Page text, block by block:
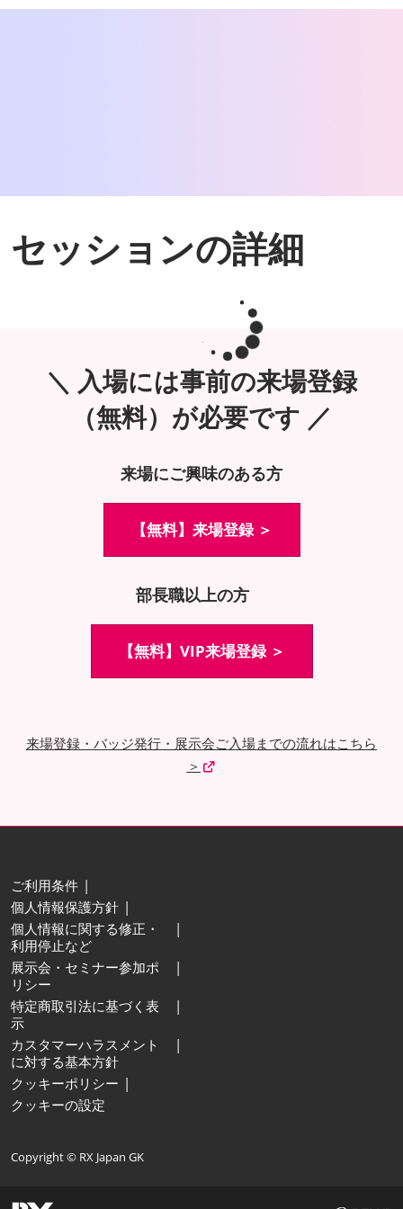
セッションの詳細
＼ 入場には事前の来場登録
（無料）が必要です ／
来場にご興味のある方
【無料】来場登録 ＞
部長職以上の方
【無料】VIP来場登録 ＞
来場登録・バッジ発行・展示会ご入場までの流れはこちら
＞
ご利用条件
個人情報保護方針
個人情報に関する修正・
利用停止など
展示会・セミナー参加ポ
リシー
特定商取引法に基づく表
示
カスタマーハラスメント
に対する基本方針
クッキーポリシー
クッキーの設定
Copyright © RX Japan GK